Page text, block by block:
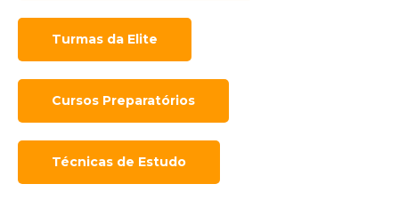
Turmas da Elite
Cursos Preparatórios
Técnicas de Estudo